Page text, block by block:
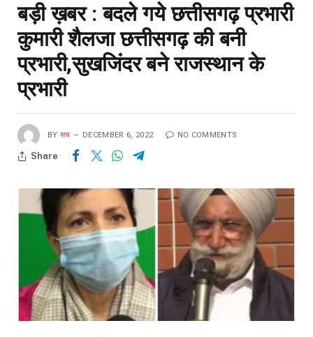
बड़ी ख़बर : बदले गये छत्तीसगढ़ प्रभारी
कुमारी शैलजा छत्तीसगढ़ की बनी
प्रभारी,सुखजिंदर बने राजस्थान के
प्रभारी
BY सच DECEMBER 6, 2022 NO COMMENTS
Share